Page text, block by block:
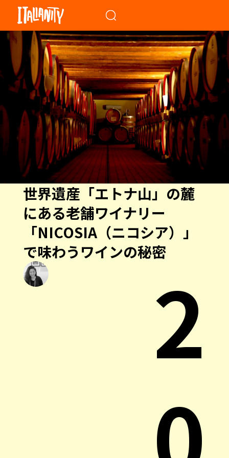
世界遺産「エトナ山」の麓
にある老舗ワイナリー
「NICOSIA（ニコシア）」
で味わうワインの秘密
2